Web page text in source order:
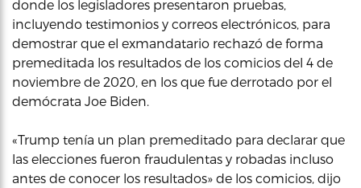
donde los legisladores presentaron pruebas,
incluyendo testimonios y correos electrónicos, para
demostrar que el exmandatario rechazó de forma
premeditada los resultados de los comicios del 4 de
noviembre de 2020, en los que fue derrotado por el
demócrata Joe Biden.
«Trump tenía un plan premeditado para declarar que
las elecciones fueron fraudulentas y robadas incluso
antes de conocer los resultados» de los comicios, dijo